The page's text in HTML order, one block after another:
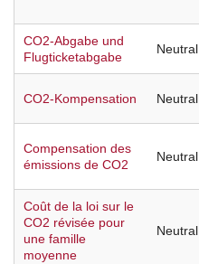
CO2-Abgabe und
Flugticketabgabe
Neutral
CO2-Kompensation Neutral
Compensation des
émissions de CO2
Neutral
Coût de la loi sur le
CO2 révisée pour
une famille
moyenne
Neutral